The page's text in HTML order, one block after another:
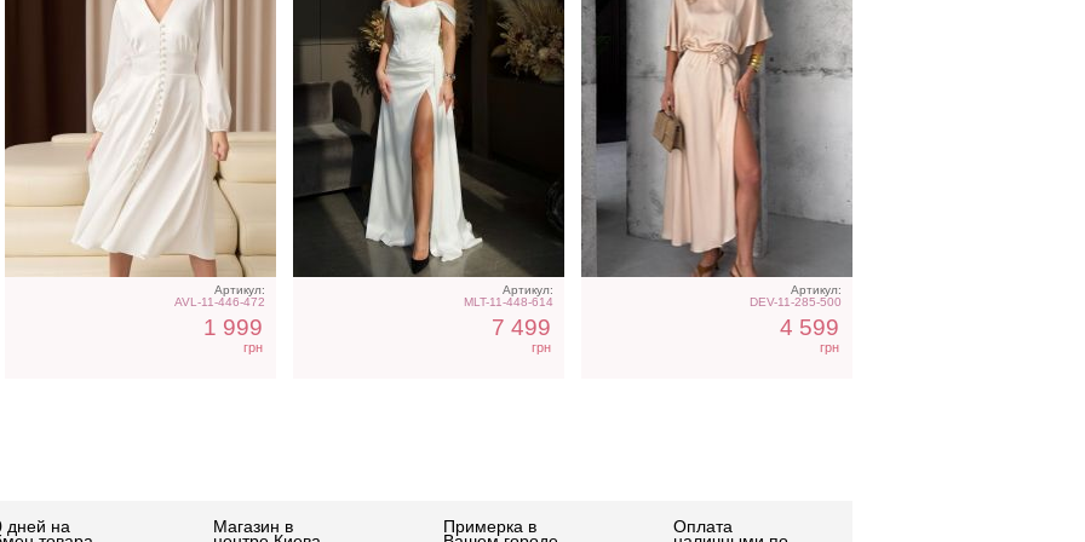
Артикул:
AVL-11-446-472
1 999
грн
Артикул:
MLT-11-448-614
7 499
грн
Артикул:
DEV-11-285-500
4 599
грн
дней на Магазин в Примерка в Оплата